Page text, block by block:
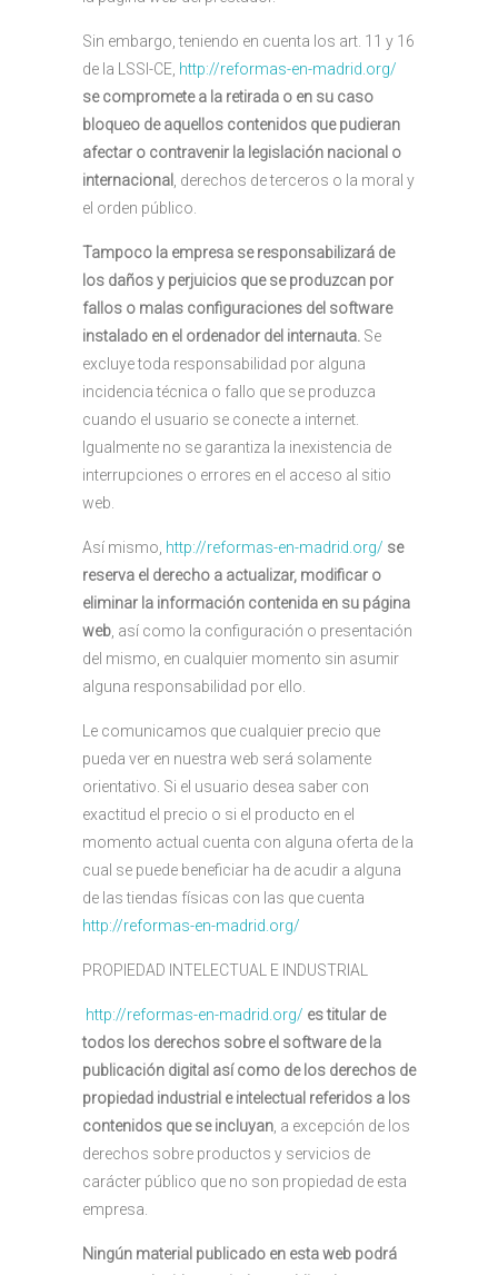
Sin embargo, teniendo en cuenta los art. 11 y 16
de la LSSI-CE, http://reformas-en-madrid.org/
se compromete a la retirada o en su caso
bloqueo de aquellos contenidos que pudieran
afectar o contravenir la legislación nacional o
internacional
, derechos de terceros o la moral y
el orden público.
Tampoco la empresa se responsabilizará de
los daños y perjuicios que se produzcan por
fallos o malas configuraciones del software
instalado en el ordenador del internauta. Se
excluye toda responsabilidad por alguna
incidencia técnica o fallo que se produzca
cuando el usuario se conecte a internet.
Igualmente no se garantiza la inexistencia de
interrupciones o errores en el acceso al sitio
web.
Así mismo, http://reformas-en-madrid.org/ se
reserva el derecho a actualizar, modificar o
eliminar la información contenida en su página
web , así como la configuración o presentación
del mismo, en cualquier momento sin asumir
alguna responsabilidad por ello.
Le comunicamos que cualquier precio que
pueda ver en nuestra web será solamente
orientativo. Si el usuario desea saber con
exactitud el precio o si el producto en el
momento actual cuenta con alguna oferta de la
cual se puede beneficiar ha de acudir a alguna
de las tiendas físicas con las que cuenta
http://reformas-en-madrid.org/
PROPIEDAD INTELECTUAL E INDUSTRIAL
http://reformas-en-madrid.org/ es titular de
todos los derechos sobre el software de la
publicación digital así como de los derechos de
propiedad industrial e intelectual referidos a los
contenidos que se incluyan , a excepción de los
derechos sobre productos y servicios de
carácter público que no son propiedad de esta
empresa.
Ningún material publicado en esta web podrá